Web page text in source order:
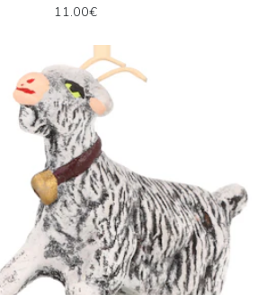
11.00€